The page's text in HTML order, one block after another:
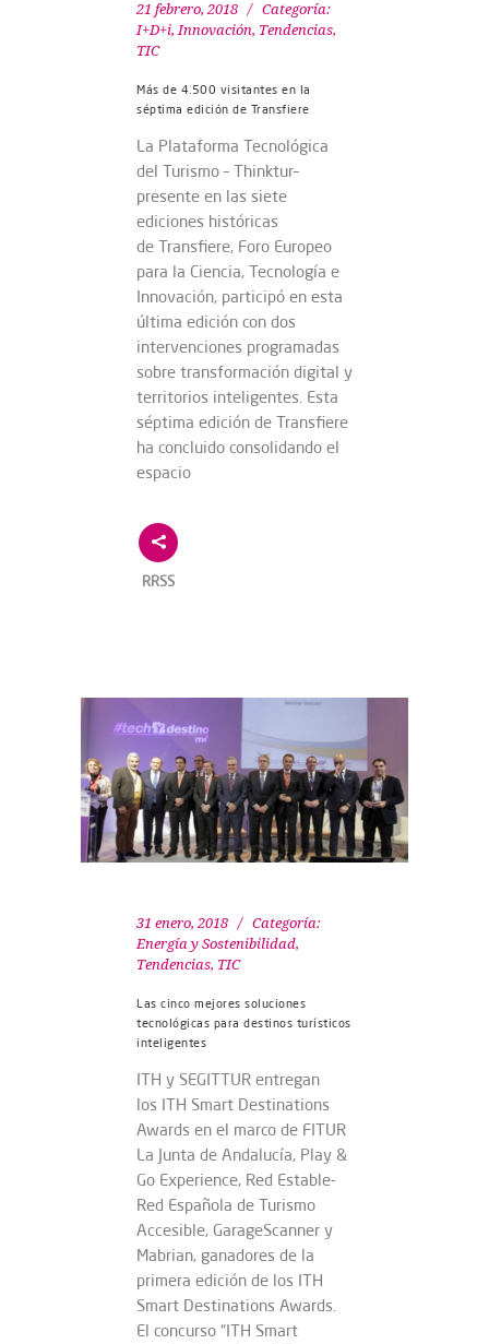
21 febrero, 2018
Categoría:
I+D+i,Innovación, Tendencias,
TIC
Más de 4.500 visitantes en la
séptima edición de Transfiere
La Plataforma Tecnológica
del Turismo – Thinktur–
presente en las siete
ediciones históricas
de Transfiere, Foro Europeo
para la Ciencia, Tecnología e
Innovación, participó en esta
última edición con dos
intervenciones programadas
sobre transformación digital y
territorios inteligentes. Esta
séptima edición de Transfiere
ha concluido consolidando el
espacio
RRSS
31 enero, 2018
Categoría:
Energía y Sostenibilidad,
Tendencias, TIC
Las cinco mejores soluciones
tecnológicas para destinos turísticos
inteligentes
ITH y SEGITTUR entregan
los ITH Smart Destinations
Awards en el marco de FITUR
La Junta de Andalucía, Play &
Go Experience, Red Estable-
Red Española de Turismo
Accesible, GarageScanner y
Mabrian, ganadores de la
primera edición de los ITH
Smart Destinations Awards.
El concurso “ITH Smart